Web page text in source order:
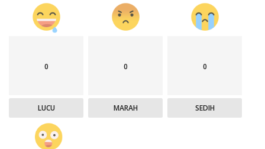
0
LUCU
0
MARAH
0
SEDIH